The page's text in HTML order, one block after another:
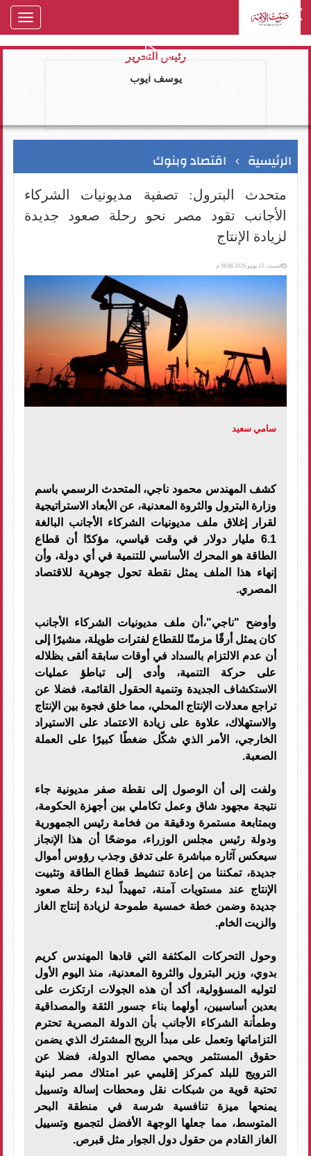
رئيس التحرير
يوسف ايوب
الرئيسية اقتصاد وبنوك
متحدث البترول: تصفية مديونيات الشركاء
الأجانب تقود مصر نحو رحلة صعود جديدة
لزيادة الإنتاج
السبت، 13 يونيو 2026 08:06 م
سامي سعيد
كشف المهندس محمود ناجي، المتحدث الرسمي باسم
وزارة البترول والثروة المعدنية، عن الأبعاد الاستراتيجية
لقرار إغلاق ملف مديونيات الشركاء الأجانب البالغة
6.1 مليار دولار في وقت قياسي، مؤكدًا أن قطاع
الطاقة هو المحرك الأساسي للتنمية في أي دولة، وأن
إنهاء هذا الملف يمثل نقطة تحول جوهرية للاقتصاد
المصري.
وأوضح "ناجي"،أن ملف مديونيات الشركاء الأجانب
كان يمثل أرقًا مزمنًا للقطاع لفترات طويلة، مشيرًا إلى
أن عدم الالتزام بالسداد في أوقات سابقة ألقى بظلاله
على حركة التنمية، وأدى إلى تباطؤ عمليات
الاستكشاف الجديدة وتنمية الحقول القائمة، فضلا عن
تراجع معدلات الإنتاج المحلي، مما خلق فجوة بين الإنتاج
والاستهلاك، علاوة على ​زيادة الاعتماد على الاستيراد
الخارجي، الأمر الذي شكّل ضغطًا كبيرًا على العملة
الصعبة.
​ولفت إلى أن ​الوصول إلى نقطة صفر مديونية جاء
نتيجة مجهود شاق وعمل تكاملي بين أجهزة الحكومة،
وبمتابعة مستمرة ودقيقة من فخامة رئيس الجمهورية
ودولة رئيس مجلس الوزراء، موضحًا أن هذا الإنجاز
سيعكس آثاره مباشرة على تدفق وجذب رؤوس أموال
جديدة، تمكننا من إعادة تنشيط قطاع الطاقة وتثبيت
الإنتاج عند مستويات آمنة، تمهيداً لبدء رحلة صعود
جديدة وضمن خطة خمسية طموحة لزيادة إنتاج الغاز
والزيت الخام.
​وحول التحركات المكثفة التي قادها المهندس كريم
بدوي، وزير البترول والثروة المعدنية، منذ اليوم الأول
لتوليه المسؤولية، أكد أن هذه الجولات ارتكزت على
بعدين أساسيين، أولهما بناء جسور الثقة والمصداقية
وطمأنة الشركاء الأجانب بأن الدولة المصرية تحترم
التزاماتها وتعمل على مبدأ الربح المشترك الذي يضمن
حقوق المستثمر ويحمي مصالح الدولة، فضلا عن
الترويج للبلد كمركز إقليمي عبر امتلاك مصر لبنية
تحتية قوية من شبكات نقل ومحطات إسالة وتسييل
يمنحها ميزة تنافسية شرسة في منطقة البحر
المتوسط، مما جعلها الوجهة الأفضل لتجميع وتسييل
الغاز القادم من حقول دول الجوار مثل قبرص.